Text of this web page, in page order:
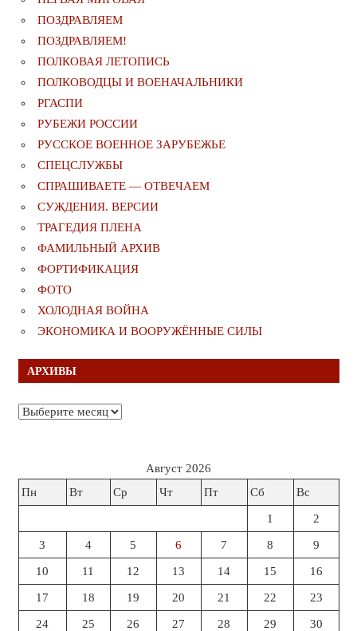
ПОЗДРАВЛЯЕМ
ПОЗДРАВЛЯЕМ!
ПОЛКОВАЯ ЛЕТОПИСЬ
ПОЛКОВОДЦЫ И ВОЕНАЧАЛЬНИКИ
РГАСПИ
РУБЕЖИ РОССИИ
РУССКОЕ ВОЕННОЕ ЗАРУБЕЖЬЕ
СПЕЦСЛУЖБЫ
СПРАШИВАЕТЕ — ОТВЕЧАЕМ
СУЖДЕНИЯ. ВЕРСИИ
ТРАГЕДИЯ ПЛЕНА
ФАМИЛЬНЫЙ АРХИВ
ФОРТИФИКАЦИЯ
ФОТО
ХОЛОДНАЯ ВОЙНА
ЭКОНОМИКА И ВООРУЖЁННЫЕ СИЛЫ
АРХИВЫ
Архивы
Август 2026
Пн
Вт Ср Чт Пт Сб Вс
1 2
3 4 5 6 7 8 9
10 11 12 13 14 15 16
17 18 19 20 21 22 23
24 25 26 27 28 29 30